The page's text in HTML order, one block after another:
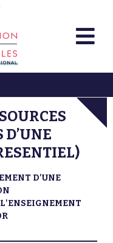
D'UNE